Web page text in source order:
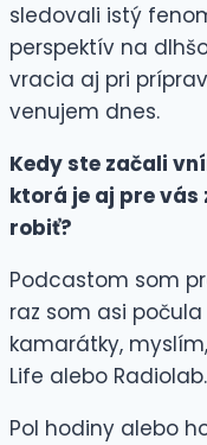
sledovali istý
perspektív na
vracia aj pri
venujem dnes.
Kedy ste začali
ktorá je aj pre
robiť?
Podcastom som
raz som asi
kamarátky,
Life alebo
Pol hodiny alebo